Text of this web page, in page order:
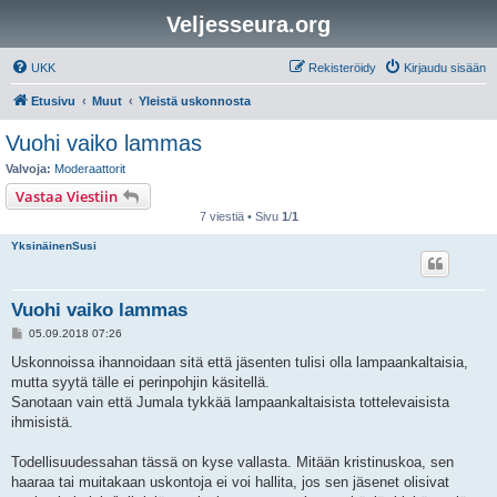
Veljesseura.org
UKK Kirjaudu sisään
Rekisteröidy
Etusivu Muut Yleistä uskonnosta
Vuohi vaiko lammas
Valvoja: Moderaattorit
Vastaa Viestiin
7 viestiä • Sivu 1/1
YksinäinenSusi
Vuohi vaiko lammas
V
e
t
i
05.09.2018 07:26
Uskonnoissa ihannoidaan sitä että jäsenten tulisi olla lampaankaltaisia,
mutta syytä tälle ei perinpohjin käsitellä.
Sanotaan vain että Jumala tykkää lampaankaltaisista tottelevaisista
ihmisistä.
Todellisuudessahan tässä on kyse vallasta. Mitään kristinuskoa, sen
haaraa tai muitakaan uskontoja ei voi hallita, jos sen jäsenet olisivat